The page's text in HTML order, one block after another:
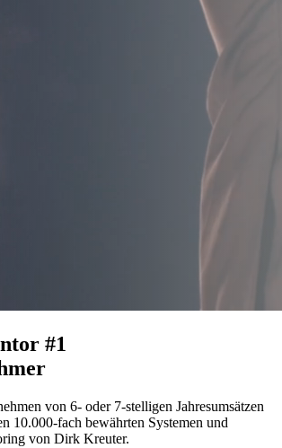
#1
von 6- oder 7-stelligen Jahresumsätzen
10.000-fach bewährten Systemen und
von Dirk Kreuter.